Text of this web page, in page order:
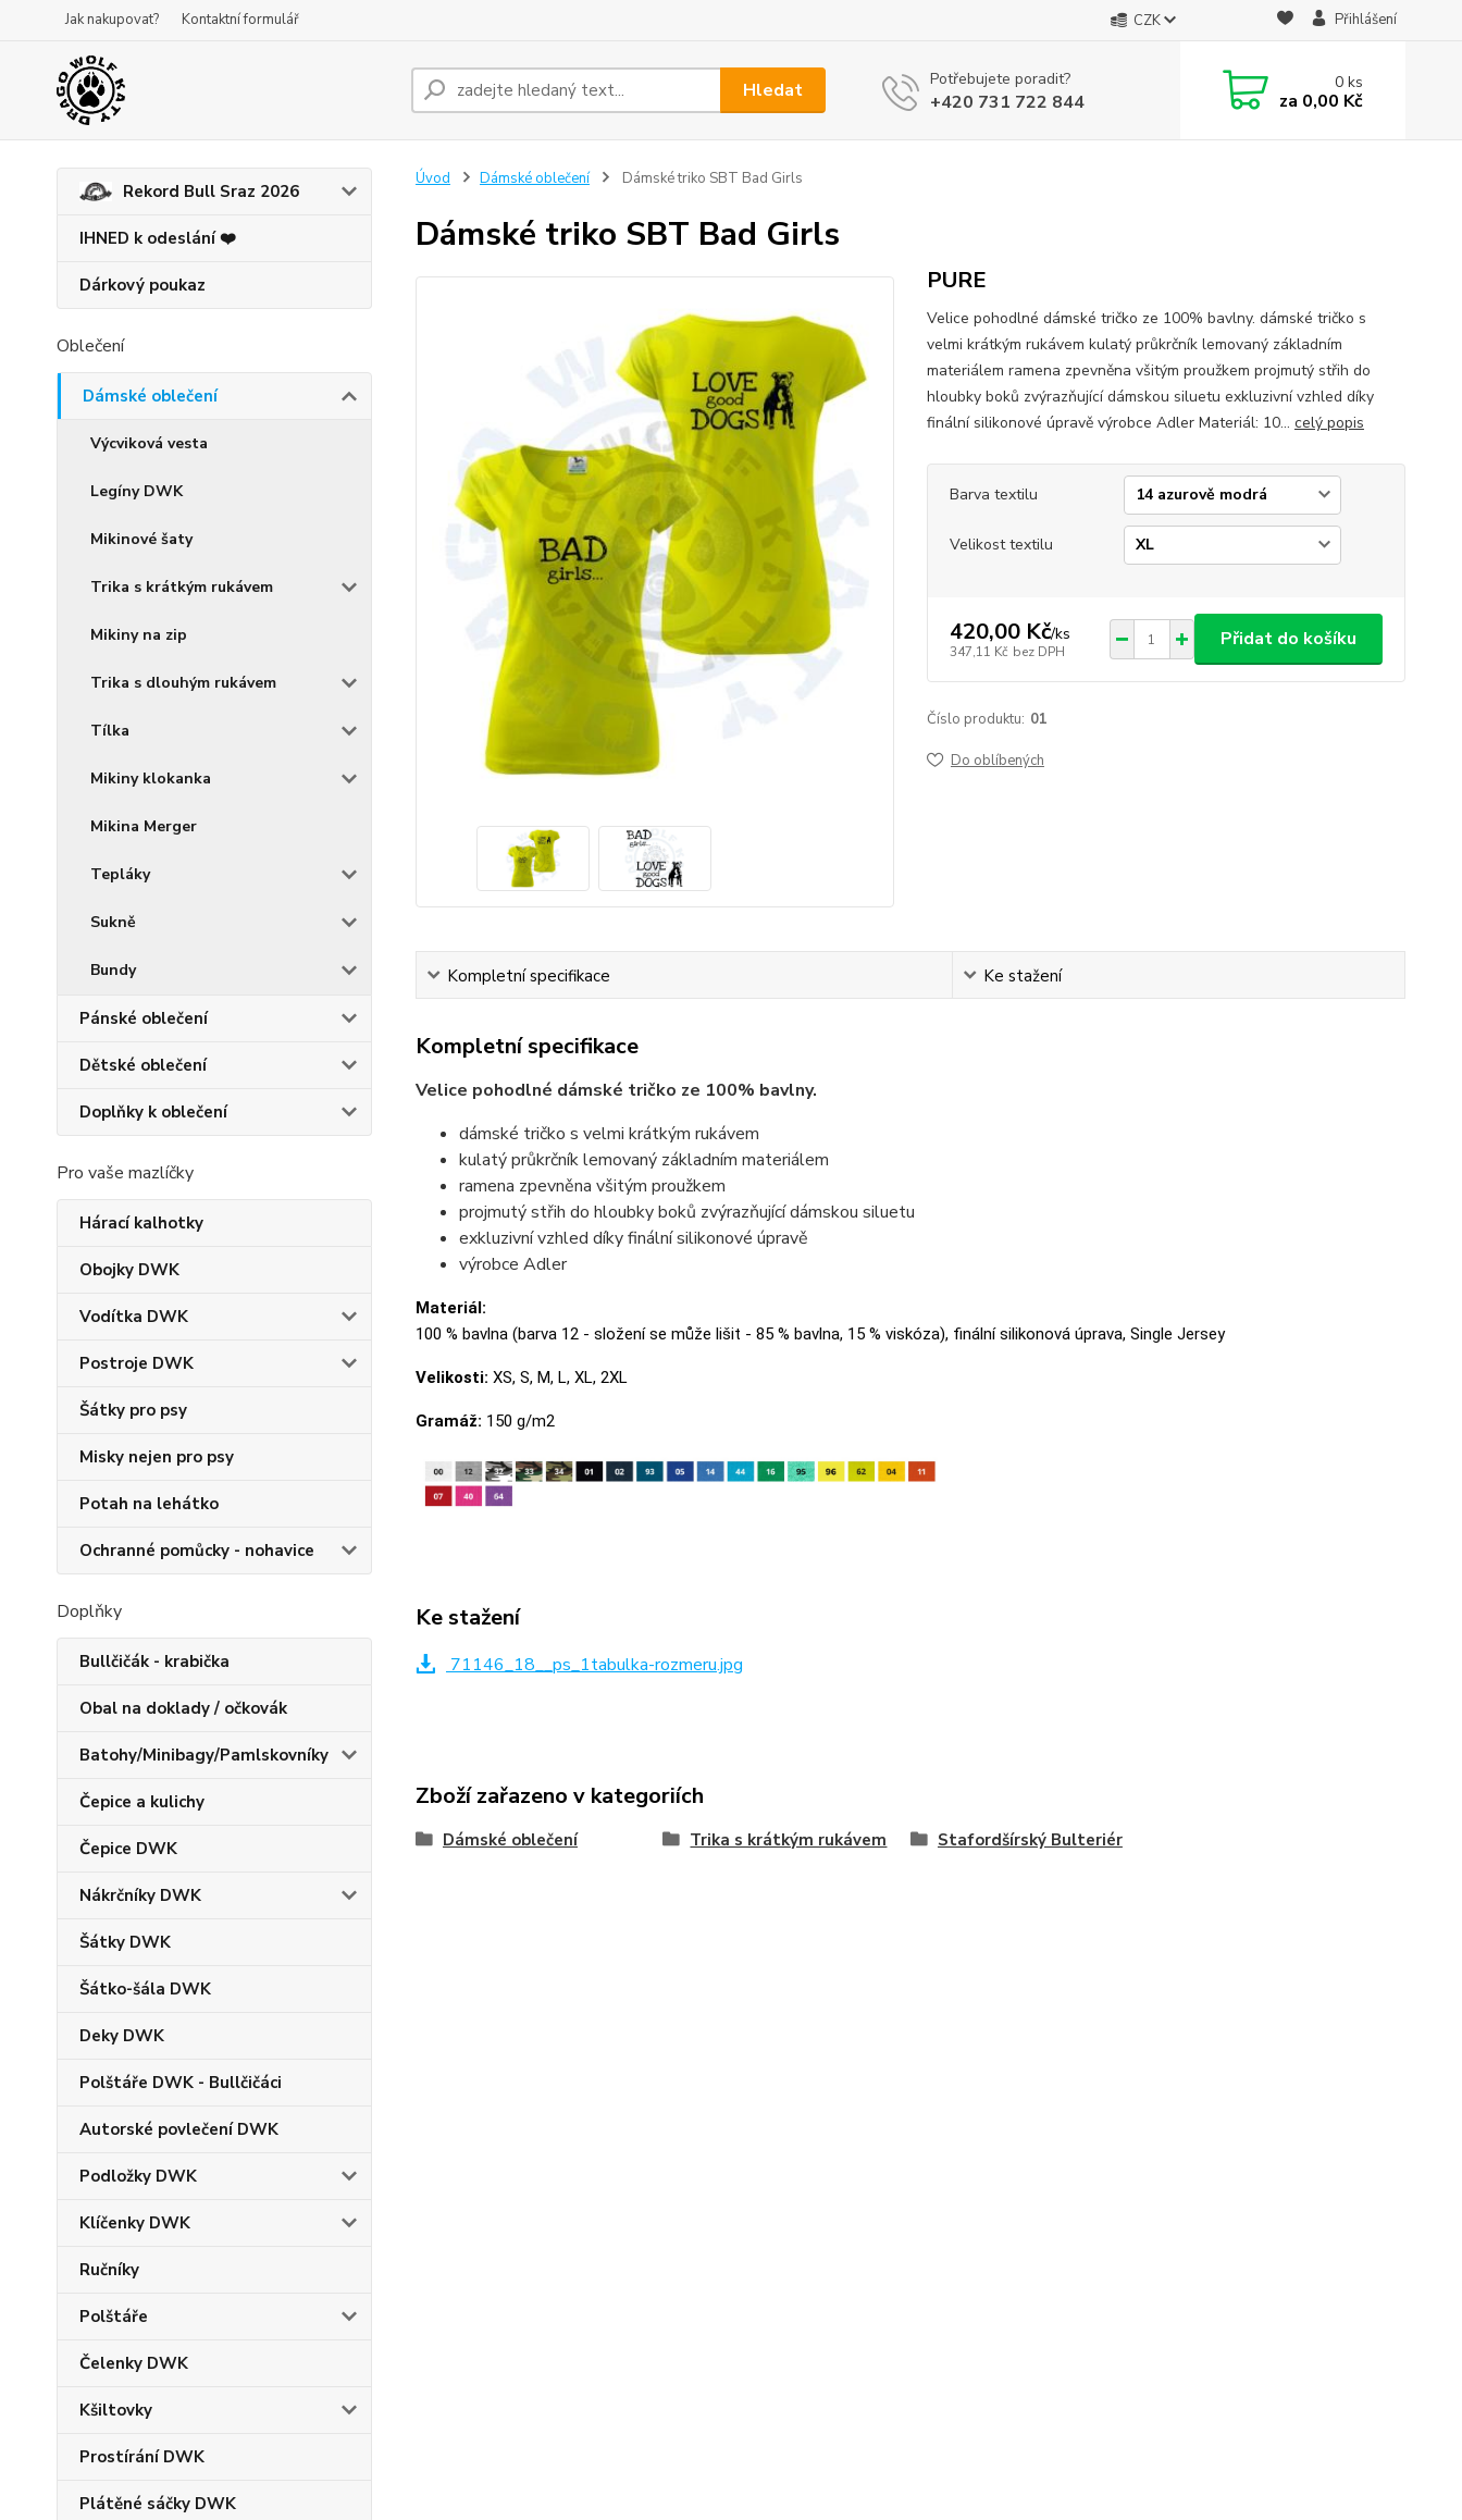
Jak nakupovat? Kontaktní formulář CZK Přihlášení
Hledat Potřebujete poradit?
+420 731 722 844
0ks
za 0,00 Kč
Rekord Bull Sraz 2026
IHNED k odeslání ❤️
Dárkový poukaz
Oblečení
Dámské oblečení
Výcviková vesta
Legíny DWK
Mikinové šaty
Trika s krátkým rukávem
Mikiny na zip
Trika s dlouhým rukávem
Tílka
Mikiny klokanka
Mikina Merger
Tepláky
Sukně
Bundy
Pánské oblečení
Dětské oblečení
Doplňky k oblečení
Pro vaše mazlíčky
Hárací kalhotky
Obojky DWK
Vodítka DWK
Postroje DWK
Šátky pro psy
Misky nejen pro psy
Potah na lehátko
Ochranné pomůcky - nohavice
Doplňky
Bullčičák - krabička
Obal na doklady / očkovák
Batohy/Minibagy/Pamlskovníky
Čepice a kulichy
Čepice DWK
Nákrčníky DWK
Šátky DWK
Šátko-šála DWK
Deky DWK
Polštáře DWK - Bullčičáci
Autorské povlečení DWK
Podložky DWK
Klíčenky DWK
Ručníky
Polštáře
Čelenky DWK
Kšiltovky
Prostírání DWK
Plátěné sáčky DWK
Úvod Dámské oblečení Dámské triko SBT Bad Girls
Dámské triko SBT Bad Girls
PURE
Velice pohodlné dámské tričko ze 100% bavlny. dámské tričko s
velmi krátkým rukávem kulatý průkrčník lemovaný základním
materiálem ramena zpevněna všitým proužkem projmutý střih do
hloubky boků zvýrazňující dámskou siluetu exkluzivní vzhled díky
finální silikonové úpravě výrobce Adler Materiál: 10... celý popis
Barva textilu
Velikost textilu
420,00 Kč/ks
347,11 Kč bez DPH
Přidat do košíku
Číslo produktu: 01
Do oblíbených
Kompletní specifikace Ke stažení
Kompletní specifikace
Velice pohodlné dámské tričko ze 100% bavlny.
dámské tričko s velmi krátkým rukávem
kulatý průkrčník lemovaný základním materiálem
ramena zpevněna všitým proužkem
projmutý střih do hloubky boků zvýrazňující dámskou siluetu
exkluzivní vzhled díky finální silikonové úpravě
výrobce Adler
Materiál:
100 % bavlna (barva 12 - složení se může lišit - 85 % bavlna, 15 % viskóza), finální silikonová úprava, Single Jersey
Velikosti: XS, S, M, L, XL, 2XL
Gramáž: 150 g/m2
Ke stažení
71146_18__ps_1tabulka-rozmeru.jpg
Zboží zařazeno v kategoriích
Dámské oblečení Trika s krátkým rukávem Stafordšírský Bulteriér